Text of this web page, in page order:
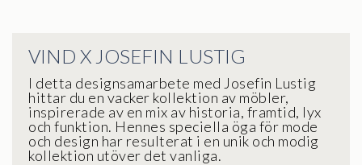
VIND X JOSEFIN LUSTIG
I detta designsamarbete med Josefin Lustig
hittar du en vacker kollektion av möbler,
inspirerade av en mix av historia, framtid, lyx
och funktion. Hennes speciella öga för mode
och design har resulterat i en unik och modig
kollektion utöver det vanliga.